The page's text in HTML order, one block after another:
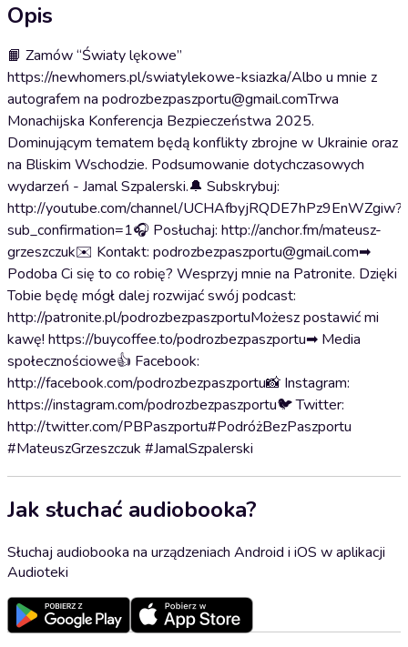
Opis
📙 Zamów “Światy lękowe”
https://newhomers.pl/swiatylekowe-ksiazka/Albo u mnie z
autografem na podrozbezpaszportu@gmail.comTrwa
Monachijska Konferencja Bezpieczeństwa 2025.
Dominującym tematem będą konflikty zbrojne w Ukrainie oraz
na Bliskim Wschodzie. Podsumowanie dotychczasowych
wydarzeń - Jamal Szpalerski.🔔 Subskrybuj:
http://youtube.com/channel/UCHAfbyjRQDE7hPz9EnWZgiw?
sub_confirmation=1🎧 Posłuchaj: http://anchor.fm/mateusz-
grzeszczuk✉️ Kontakt: podrozbezpaszportu@gmail.com➡
Podoba Ci się to co robię? Wesprzyj mnie na Patronite. Dzięki
Tobie będę mógł dalej rozwijać swój podcast:
http://patronite.pl/podrozbezpaszportuMożesz postawić mi
kawę! https://buycoffee.to/podrozbezpaszportu➡ Media
społecznościowe👍 Facebook:
http://facebook.com/podrozbezpaszportu📸 Instagram:
https://instagram.com/podrozbezpaszportu🐦 Twitter:
http://twitter.com/PBPaszportu#PodróżBezPaszportu
#MateuszGrzeszczuk #JamalSzpalerski
Jak słuchać audiobooka?
Słuchaj audiobooka na urządzeniach Android i iOS w aplikacji
Audioteki